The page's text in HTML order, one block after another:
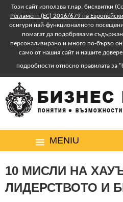
Този сайт използва т.нар. бисквитки
Регламент (ЕС) 2016/679 на
осигури най-функционалното
помагат да подобряваме
персонализирано и много по-бързо
само от нашия сайт и нашите
подробности относно правилата за
MENIU
10 МИСЛИ НА
ЛИДЕРСТВОТО И